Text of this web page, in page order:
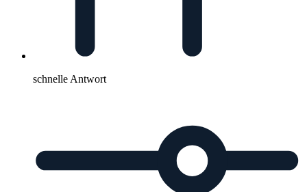
schnelle Antwort